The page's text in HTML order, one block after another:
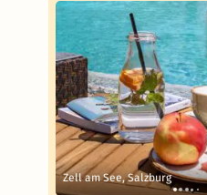
Zell am See, Salzburg